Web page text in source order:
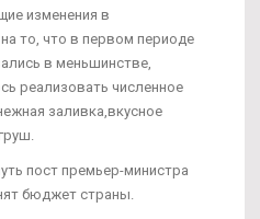
изменения в
то, что в первом периоде
в меньшинстве,
реализовать численное
заливка,вкусное
пост премьер-министра
бюджет страны.